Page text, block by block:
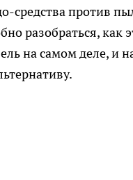
средства против
разобраться, как
на самом деле, и